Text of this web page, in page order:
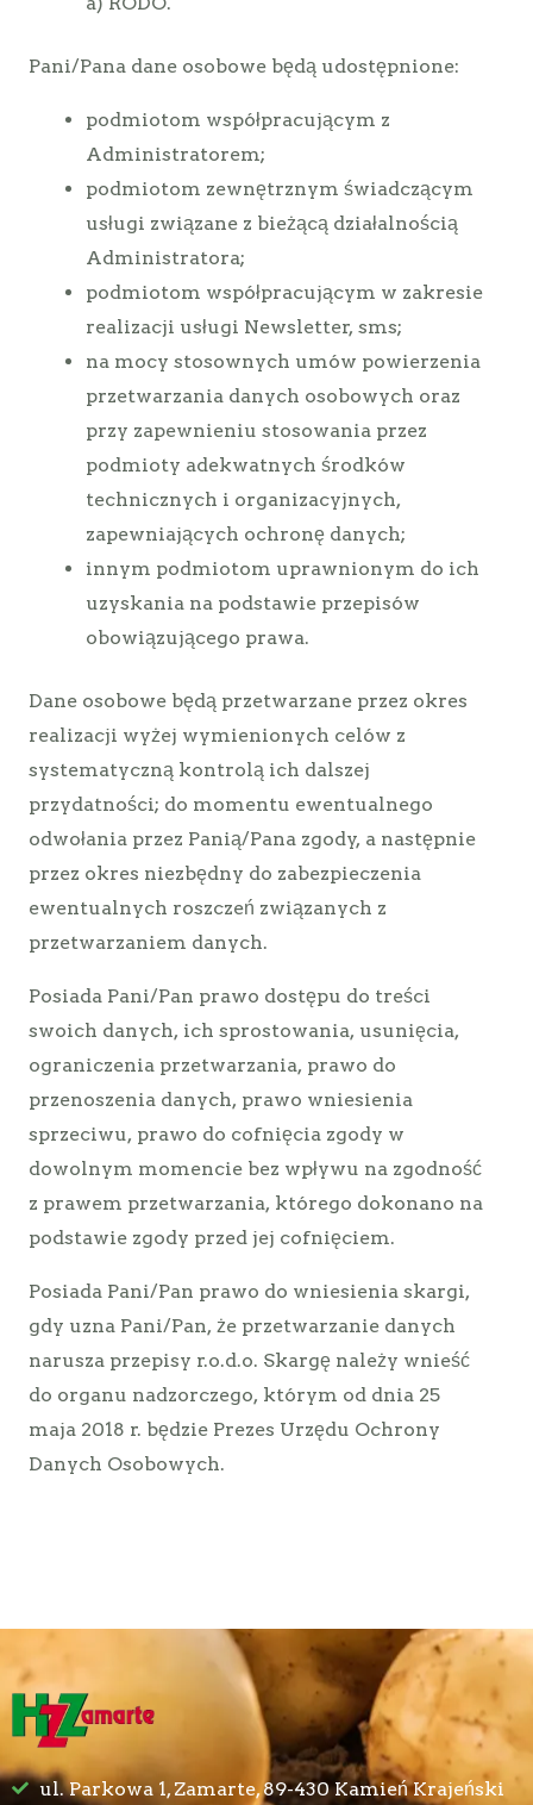
Pani/Pana dane osobowe będą udostępnione:
podmiotom współpracującym z
Administratorem;
podmiotom zewnętrznym świadczącym
usługi związane z bieżącą działalnością
Administratora;
podmiotom współpracującym w zakresie
realizacji usługi Newsletter, sms;
na mocy stosownych umów powierzenia
przetwarzania danych osobowych oraz
przy zapewnieniu stosowania przez
podmioty adekwatnych środków
technicznych i organizacyjnych,
zapewniających ochronę danych;
innym podmiotom uprawnionym do ich
uzyskania na podstawie przepisów
obowiązującego prawa.
Dane osobowe będą przetwarzane przez okres
realizacji wyżej wymienionych celów z
systematyczną kontrolą ich dalszej
przydatności; do momentu ewentualnego
odwołania przez Panią/Pana zgody, a następnie
przez okres niezbędny do zabezpieczenia
ewentualnych roszczeń związanych z
przetwarzaniem danych.
Posiada Pani/Pan prawo dostępu do treści
swoich danych, ich sprostowania, usunięcia,
ograniczenia przetwarzania, prawo do
przenoszenia danych, prawo wniesienia
sprzeciwu, prawo do cofnięcia zgody w
dowolnym momencie bez wpływu na zgodność
z prawem przetwarzania, którego dokonano na
podstawie zgody przed jej cofnięciem.
Posiada Pani/Pan prawo do wniesienia skargi,
gdy uzna Pani/Pan, że przetwarzanie danych
narusza przepisy r.o.d.o. Skargę należy wnieść
do organu nadzorczego, którym od dnia 25
maja 2018 r. będzie Prezes Urzędu Ochrony
Danych Osobowych.
ul. Parkowa 1, Zamarte, 89-430 Kamień Krajeński